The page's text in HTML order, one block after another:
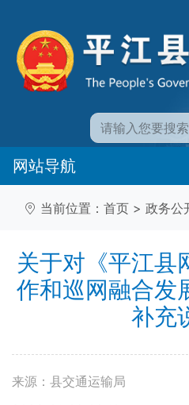
网站导航
当前位置： 首页 > 政务公
关于对《平江县
作和巡网融合发
补充
来源：县交通运输局